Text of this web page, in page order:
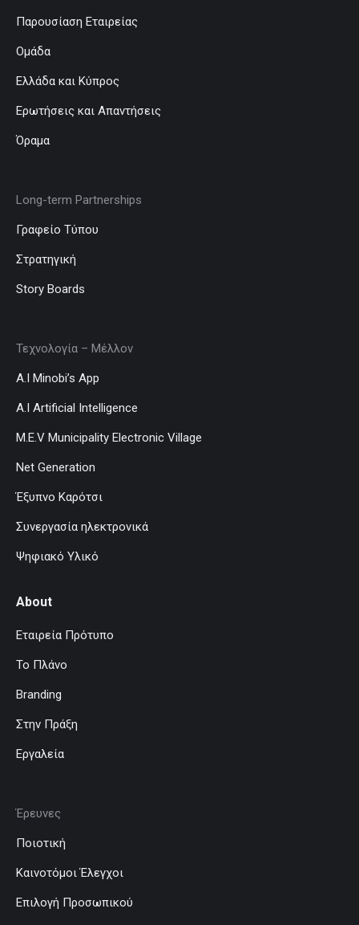
Παρουσίαση Εταιρείας
Ομάδα
Ελλάδα και Κύπρος
Ερωτήσεις και Απαντήσεις
Όραμα
Long-term Partnerships
Γραφείο Τύπου
Στρατηγική
Story Boards
Τεχνολογία – Μέλλον
A.I Minobi’s App
A.I Artificial Intelligence
M.E.V Municipality Electronic Village
Net Generation
Έξυπνο Καρότσι
Συνεργασία ηλεκτρονικά
Ψηφιακό Υλικό
About
Εταιρεία Πρότυπο
Το Πλάνο
Branding
Στην Πράξη
Εργαλεία
Έρευνες
Ποιοτική
Καινοτόμοι Έλεγχοι
Επιλογή Προσωπικού